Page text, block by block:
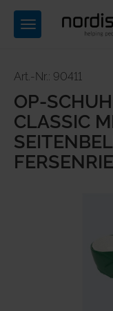
Toggle
navigation
Berufsschuhe
Lichttechnik
Art.-Nr.: 90411
OP-
CLASSIC